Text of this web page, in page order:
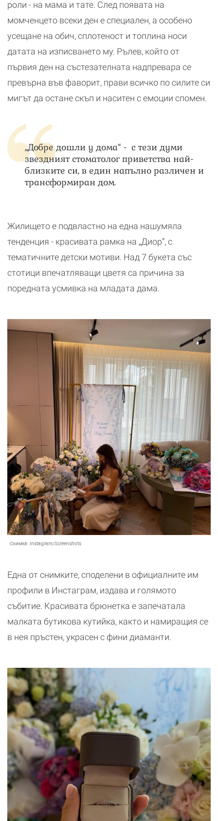
роли - на мама и тате. След появата на
момченцето всеки ден е специален, а особено
усещане на обич, сплотеност и топлина носи
датата на изписването му. Рълев, който от
първия ден на състезателната надпревара се
превърна във фаворит, прави всичко по силите си
мигът да остане скъп и наситен с емоции спомен.
„Добре дошли у дома“ - с тези думи
звездният стоматолог приветства най-
близките си, в един напълно различен и
трансформиран дом.
Жилището е подвластно на една нашумяла
тенденция - красивата рамка на „Диор“, с
тематичните детски мотиви. Над 7 букета със
стотици впечатляващи цветя са причина за
поредната усмивка на младата дама.
Снимка: Instagram/Screenshots
Една от снимките, споделени в официалните им
профили в Инстаграм, издава и голямото
събитие. Красивата брюнетка е запечатала
малката бутикова кутийка, както и намиращия се
в нея пръстен, украсен с фини диаманти.